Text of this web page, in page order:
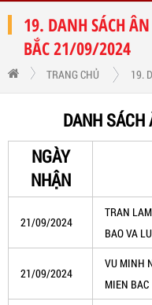
19. DANH SÁCH
BẮC 21/09/2024
TRANG CHỦ 19.
DANH SÁCH
NGÀY
NHẬN
21/09/2024
TRAN
BAO VA
21/09/2024
VU MINH
MIEN BAC